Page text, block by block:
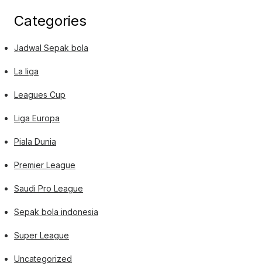
Categories
Jadwal Sepak bola
La liga
Leagues Cup
Liga Europa
Piala Dunia
Premier League
Saudi Pro League
Sepak bola indonesia
Super League
Uncategorized